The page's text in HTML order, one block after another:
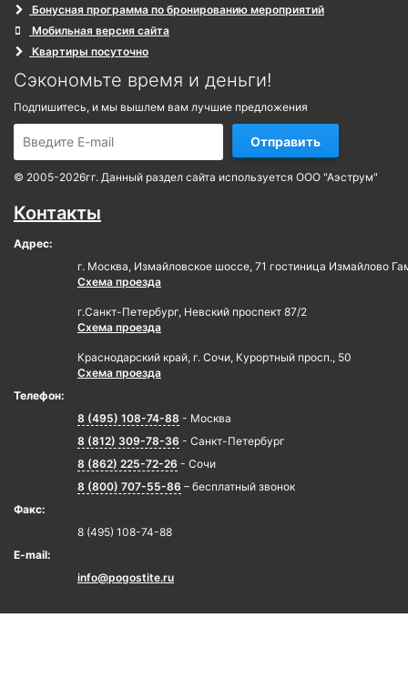
Бонусная программа по бронированию мероприятий
Мобильная версия сайта
Квартиры посуточно
Сэкономьте время и деньги!
Подпишитесь, и мы вышлем вам лучшие предложения
Отправить
© 2005-2026гг. Данный раздел сайта используется ООО "Аэструм"
Контакты
Адрес:
г. Москва, Измайловское шоссе, 71 гостиница Измайлово
Схема проезда
г.Санкт-Петербург, Невский проспект 87/2
Схема проезда
Краснодарский край, г. Сочи, Курортный просп., 50
Схема проезда
Телефон:
8 (495) 108-74-88 - Москва
8 (812) 309-78-36 - Санкт-Петербург
8 (862) 225-72-26 - Сочи
8 (800) 707-55-86 – бесплатный звонок
Факс:
8 (495) 108-74-88
E-mail:
info@pogostite.ru